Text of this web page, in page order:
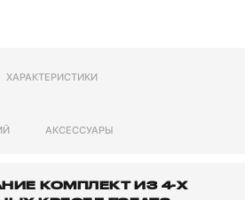
ХАРАКТЕРИСТИКИ
АКСЕССУАРЫ
КОМПЛЕКТ ИЗ 4-X